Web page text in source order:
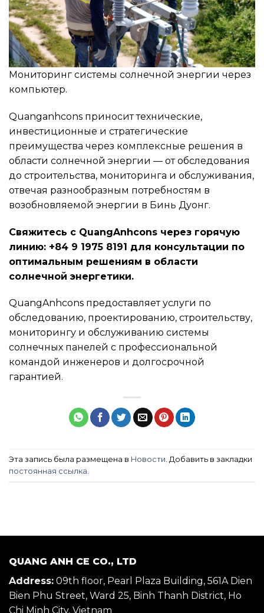
Мониторинг системы солнечной энергии через
компьютер.
Quanganhcons приносит технические,
инвестиционные и стратегические
преимущества через комплексные решения в
области солнечной энергии — от обследования
до строительства, мониторинга и обслуживания,
отвечая разнообразным потребностям в
возобновляемой энергии в Бинь Дуонг.
Свяжитесь с QuangAnhcons через горячую
линию: +84 9 1975 8191 для консультации по
оптимальным решениям в области
солнечной энергетики.
QuangAnhcons предоставляет услуги по
обследованию, проектированию, строительству,
мониторингу и обслуживанию системы
солнечных панелей с профессиональной
командой инженеров и долгосрочной
гарантией.
Эта запись была размещена в Новости . Добавить в закладки
постоянная ссылка
QUANG ANH CE CO., LTD
Address: 09th floor, Pearl Plaza Building, 561A Dien
Bien Phu Street, Ward 25, Binh Thanh District, Ho
Chi Minh City, Vietnam